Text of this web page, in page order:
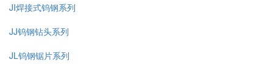
JI焊接式钨钢系列
JJ钨钢钻头系列
JL钨钢锯片系列